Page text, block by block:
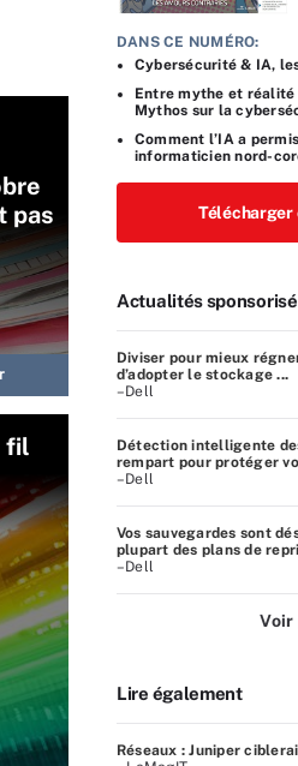
pas
fil
DANS CE NUMÉRO:
Cybersécurité & IA,
Entre mythe et réalité
Mythos sur la
Comment l’IA a
informaticien nord-
Actualités
Diviser pour mieux
d’adopter le stockage ...
–Dell
Détection intelligente
rempart pour protéger
–Dell
Vos sauvegardes sont
plupart des plans de
–Dell
Voir
Lire également
Réseaux : Juniper